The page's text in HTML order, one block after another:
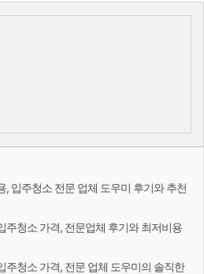
, 입주청소 전문 업체 도우미 후기와 추천
주청소 가격, 전문업체 후기와 최저비용
주청소 가격, 전문 업체 도우미의 솔직한